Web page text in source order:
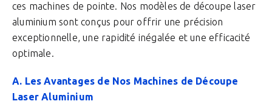
ces machines de pointe. Nos modèles de découpe laser
aluminium sont conçus pour offrir une précision
exceptionnelle, une rapidité inégalée et une efficacité
optimale.
A. Les Avantages de Nos Machines de Découpe
Laser Aluminium